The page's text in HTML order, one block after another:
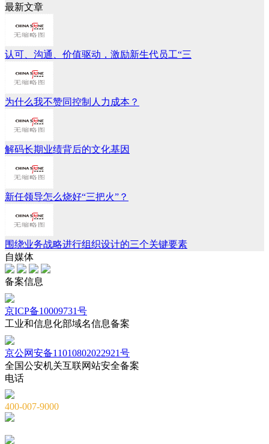
最新文章
认可、沟通、价值驱动，激励新生代员工“三
为什么我不赞同控制人力成本？
解码长期业绩背后的文化基因
新任领导怎么烧好“三把火”？
围绕业务战略进行组织设计的三个关键要素
自媒体
备案信息
京ICP备10009731号
工业和信息化部域名信息备案
京公网安备11010802022921号
全国公安机关互联网站安全备案
电话
400-007-9000